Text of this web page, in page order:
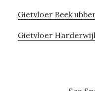
Gietvloer Beek
Gietvloer